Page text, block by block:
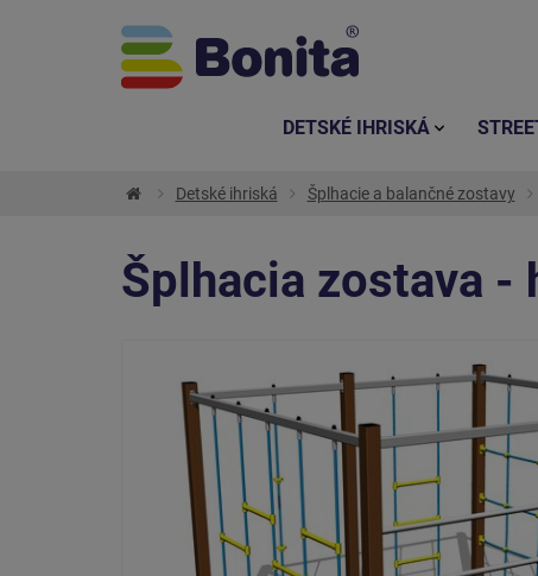
Detské ihriská Šplhacie a balančné zostavy
Šplhacia zostava -
DETSKÉ IHRISKÁ